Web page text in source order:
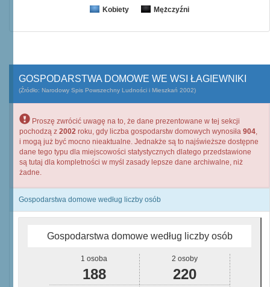
Kobiety Mężczyźni
GOSPODARSTWA DOMOWE WE WSI ŁAGIEWNIKI
(Źródło: Narodowy Spis Powszechny Ludności i Mieszkań 2002)
Proszę zwrócić uwagę na to, że dane prezentowane w tej sekcji
pochodzą z 2002 roku, gdy liczba gospodarstw domowych wynosiła 904,
i mogą już być mocno nieaktualne. Jednakże są to najświeższe dostępne
dane tego typu dla miejscowości statystycznych dlatego przedstawione
są tutaj dla kompletności w myśl zasady lepsze dane archiwalne, niż
żadne.
Gospodarstwa domowe według liczby osób
Gospodarstwa domowe według liczby osób
1 osoba
188
2 osoby
220